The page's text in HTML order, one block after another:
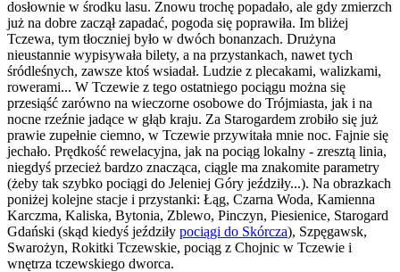
dosłownie w środku lasu. Znowu trochę popadało, ale gdy zmierzch
już na dobre zaczął zapadać, pogoda się poprawiła. Im bliżej
Tczewa, tym tłoczniej było w dwóch bonanzach. Drużyna
nieustannie wypisywała bilety, a na przystankach, nawet tych
śródleśnych, zawsze ktoś wsiadał. Ludzie z plecakami, walizkami,
rowerami... W Tczewie z tego ostatniego pociągu można się
przesiąść zarówno na wieczorne osobowe do Trójmiasta, jak i na
nocne rzeźnie jadące w głąb kraju. Za Starogardem zrobiło się już
prawie zupełnie ciemno, w Tczewie przywitała mnie noc. Fajnie się
jechało. Prędkość rewelacyjna, jak na pociąg lokalny - zresztą linia,
niegdyś przecież bardzo znacząca, ciągle ma znakomite parametry
(żeby tak szybko pociągi do Jeleniej Góry jeździły...). Na obrazkach
poniżej kolejne stacje i przystanki: Łąg, Czarna Woda, Kamienna
Karczma, Kaliska, Bytonia, Zblewo, Pinczyn, Piesienice, Starogard
Gdański (skąd kiedyś jeździły pociągi do Skórcza), Szpęgawsk,
Swarożyn, Rokitki Tczewskie, pociąg z Chojnic w Tczewie i
wnętrza tczewskiego dworca.